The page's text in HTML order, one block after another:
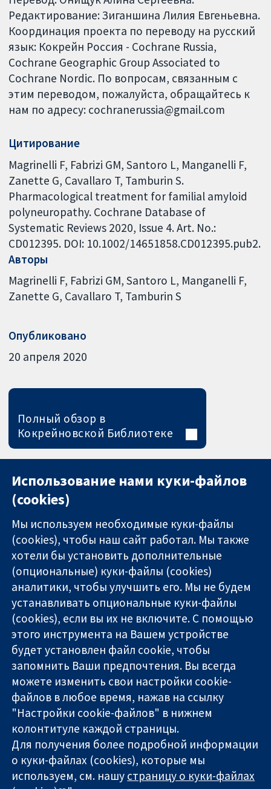
Редактирование: Зиганшина Лилия Евгеньевна.
Координация проекта по переводу на русский
язык: Кокрейн Россия - Cochrane Russia,
Cochrane Geographic Group Associated to
Cochrane Nordic. По вопросам, связанным с
этим переводом, пожалуйста, обращайтесь к
нам по адресу: cochranerussia@gmail.com
Цитирование
Magrinelli F, Fabrizi GM, Santoro L, Manganelli F,
Zanette G, Cavallaro T, Tamburin S.
Pharmacological treatment for familial amyloid
polyneuropathy. Cochrane Database of
Systematic Reviews 2020, Issue 4. Art. No.:
CD012395. DOI: 10.1002/14651858.CD012395.pub2.
Авторы
Magrinelli F Fabrizi GM Santoro L Manganelli F
Zanette G Cavallaro T Tamburin S
Опубликовано
20 апреля 2020
Полный обзор в
Кокрейновской Библиотеке
Надёжные
доказательства
Информированные
решения
Во благо
здоровья
11-13 Cavendish
Square
London
W1G 0AN
United Kingdom
Связаться с
нами
Новости
Пресс-
служба
О нас
Работа
Cochrane
Library
The Cochrane Collaboration is a charity (no. 1045921) and a
company limited by guarantee (no. 03044323) registered in
England & Wales. VAT registration number GB 718 2127 49.
Использование нами куки-файлов
(cookies)
Мы используем необходимые куки-файлы
(cookies), чтобы наш сайт работал. Мы также
хотели бы установить дополнительные
(опциональные) куки-файлы (cookies)
аналитики, чтобы улучшить его. Мы не будем
устанавливать опциональные куки-файлы
(cookies), если вы их не включите. С помощью
этого инструмента на Вашем устройстве
будет установлен файл cookie, чтобы
запомнить Ваши предпочтения. Вы всегда
можете изменить свои настройки cookie-
файлов в любое время, нажав на ссылку
"Настройки cookie-файлов" в нижнем
колонтитуле каждой страницы.
Для получения более подробной информации
о куки-файлах (cookies), которые мы
используем, см. нашу страницу о куки-файлах